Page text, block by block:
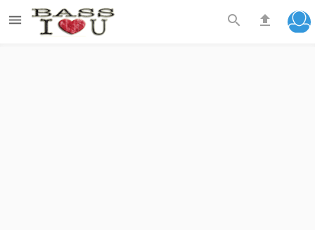
  